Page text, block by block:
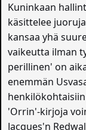
Kuninkaan
käsittelee
kansaa yhä
vaikeutta ilman
perillinen' on
enemmän
'Orrin'-kirjoja
Jacques'n